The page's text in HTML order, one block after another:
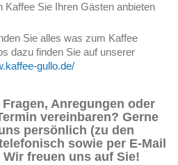
Sie Ihren Gästen anbieten
Sie alles was zum Kaffee
dazu finden Sie auf unserer
gullo.de/
Anregungen oder
vereinbaren? Gerne
persönlich (zu den
sowie per E-Mail
freuen uns auf Sie!